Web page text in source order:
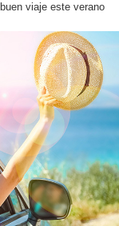
viaje este verano